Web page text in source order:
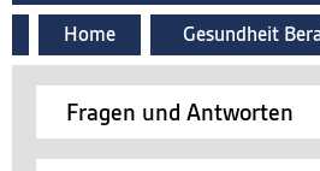
Home Gesundheit
Fragen und Antworten